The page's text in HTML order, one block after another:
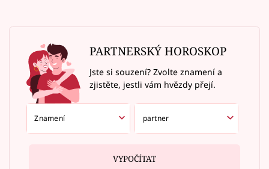
PARTNERSKÝ HOROSKOP
Jste si souzení? Zvolte znamení a
zjistěte, jestli vám hvězdy přejí.
VYPOČÍTAT